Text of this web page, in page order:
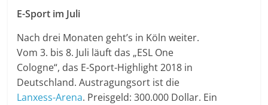
E-Sport im Juli
Nach drei Monaten geht’s in Köln weiter.
Vom 3. bis 8. Juli läuft das „ESL One
Cologne“, das E-Sport-Highlight 2018 in
Deutschland. Austragungsort ist die
Lanxess-Arena. Preisgeld: 300.000 Dollar. Ein